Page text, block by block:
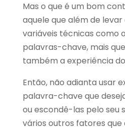
Mas o que é um bom
aquele que além de
variáveis técnicas como
palavras-chave, mais
também a experiência
Então, não adianta usar
palavra-chave que
ou escondê-las pelo seu
vários outros fatores